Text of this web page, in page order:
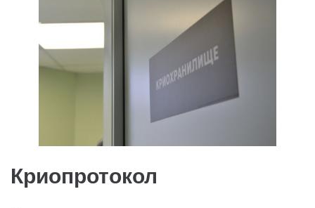
Криопротокол